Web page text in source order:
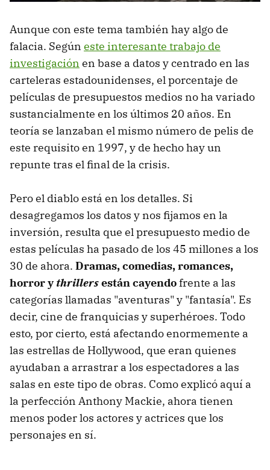
Aunque con este tema también hay algo de
falacia. Según este interesante trabajo de
investigación en base a datos y centrado en las
carteleras estadounidenses, el porcentaje de
películas de presupuestos medios no ha variado
sustancialmente en los últimos 20 años. En
teoría se lanzaban el mismo número de pelis de
este requisito en 1997, y de hecho hay un
repunte tras el final de la crisis.
Pero el diablo está en los detalles. Si
desagregamos los datos y nos fijamos en la
inversión, resulta que el presupuesto medio de
estas películas ha pasado de los 45 millones a los
30 de ahora. Dramas, comedias, romances,
horror ythrillersestán cayendofrente a las
categorías llamadas "aventuras" y "fantasía". Es
decir, cine de franquicias y superhéroes. Todo
esto, por cierto, está afectando enormemente a
las estrellas de Hollywood, que eran quienes
ayudaban a arrastrar a los espectadores a las
salas en este tipo de obras. Como explicó aquí a
la perfección Anthony Mackie, ahora tienen
menos poder los actores y actrices que los
personajes en sí.